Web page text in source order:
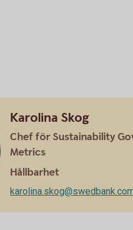
Karolina Skog
Chef för Sustainability
Metrics
Hållbarhet